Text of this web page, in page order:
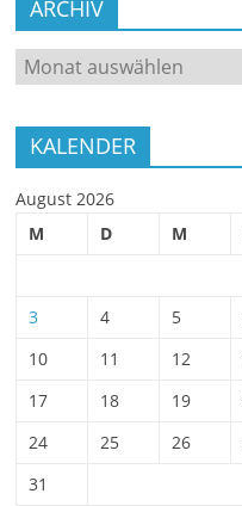
ARCHIV
ARCHIV
KALENDER
August 2026
M
D M
3
4 5
10
11 12
17
18 19
24
25 26
31